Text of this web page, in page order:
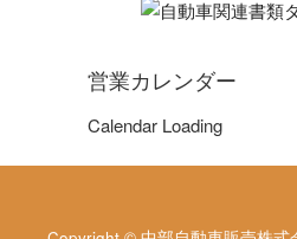
営業カレンダー
Calendar Loading